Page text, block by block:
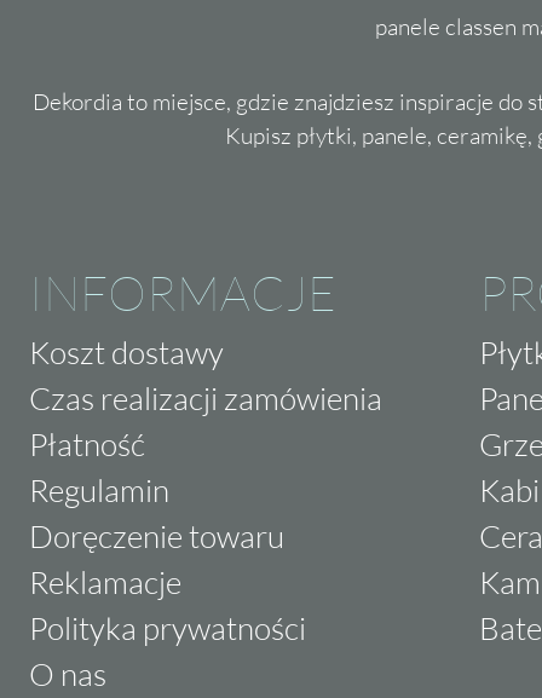
panele classen
Dekordia to miejsce, gdzie znajdziesz inspiracje do
Kupisz płytki, panele,
INFORMACJE
Koszt dostawy
Czas realizacji zamówienia
Płatność
Regulamin
Doręczenie towaru
Reklamacje
Polityka prywatności
O nas